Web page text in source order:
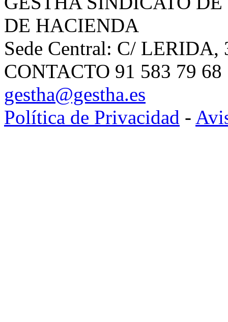
DE HACIENDA
Sede Central: C/
CONTACTO 91 583 79
gestha@gestha.es
Política de Privacidad -